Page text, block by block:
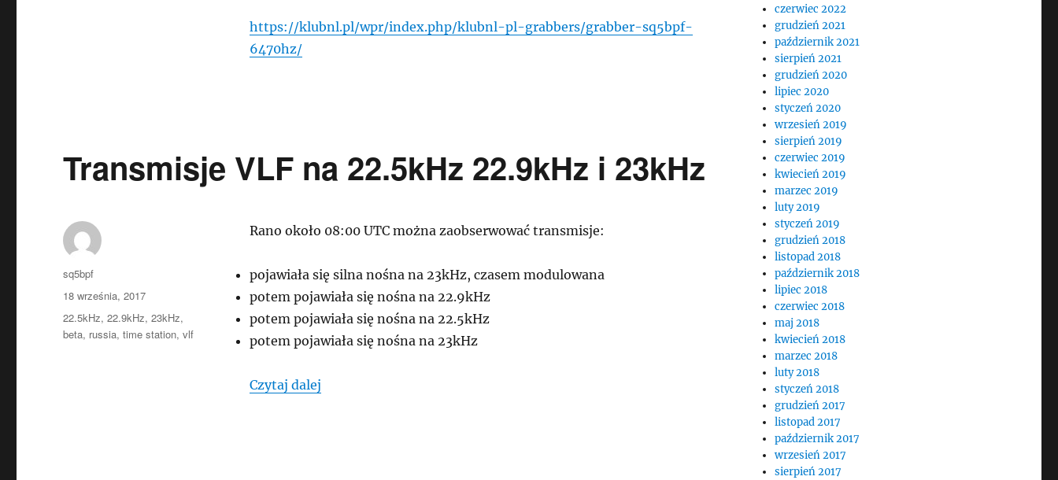
https://klubnl.pl/wpr/index.php/klubnl-pl-grabbers/grabber-sq5bpf-
6470hz/
Transmisje VLF na 22.5kHz 22.9kHz i 23kHz
Rano około 08:00 UTC można zaobserwować transmisje:
pojawiała się silna nośna na 23kHz, czasem modulowana
potem pojawiała się nośna na 22.9kHz
potem pojawiała się nośna na 22.5kHz
potem pojawiała się nośna na 23kHz
Czytaj dalej„Transmisje VLF na 22.5kHz 22.9kHz i 23kHz”
Autor
sq5bpf
Data
publikacji
18 września, 2017
Tagi
22.5kHz,22.9kHz,23kHz,
beta, russia,time station,vlf
czerwiec 2022
grudzień 2021
październik 2021
sierpień 2021
grudzień 2020
lipiec 2020
styczeń 2020
wrzesień 2019
sierpień 2019
czerwiec 2019
kwiecień 2019
marzec 2019
luty 2019
styczeń 2019
grudzień 2018
listopad 2018
październik 2018
lipiec 2018
czerwiec 2018
maj 2018
kwiecień 2018
marzec 2018
luty 2018
styczeń 2018
grudzień 2017
listopad 2017
październik 2017
wrzesień 2017
sierpień 2017